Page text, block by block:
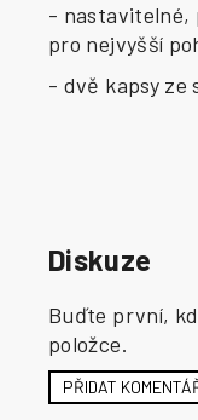
- nastavitelné,
pro nejvyšší
- dvě kapsy ze
Diskuze
Buďte první,
položce.
PŘIDAT